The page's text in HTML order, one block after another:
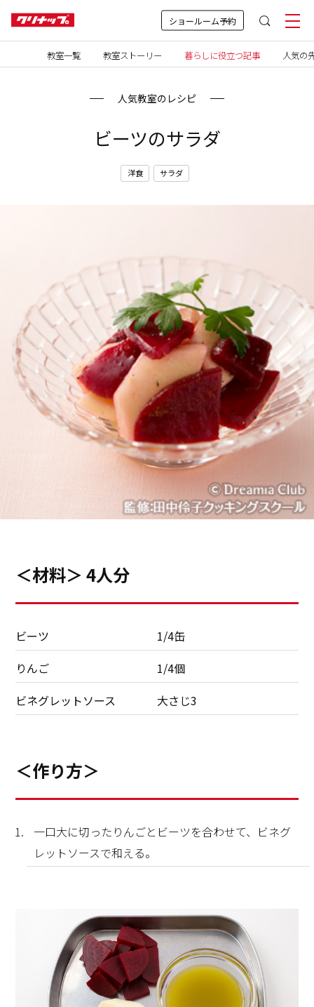
ショールーム予約
教室一覧 教室ストーリー 暮らしに役立つ記事 人気の
人気教室のレシピ
ビーツのサラダ
洋食 サラダ
＜材料＞ 4人分
ビーツ
1/4缶
りんご
1/4個
ビネグレットソース
大さじ3
＜作り方＞
一口大に切ったりんごとビーツを合わせて、ビネグ
レットソースで和える。